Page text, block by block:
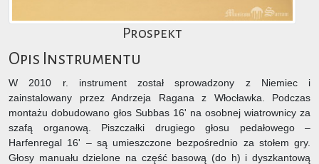
Prospekt
Opis Instrumentu
W 2010 r. instrument został sprowadzony z Niemiec i
zainstalowany przez Andrzeja Ragana z Włocławka. Podczas
montażu dobudowano głos Subbas 16' na osobnej wiatrownicy za
szafą organową. Piszczałki drugiego głosu pedałowego –
Harfenregal 16' – są umieszczone bezpośrednio za stołem gry.
Głosy manuału dzielone na część basową (do h) i dyszkantową